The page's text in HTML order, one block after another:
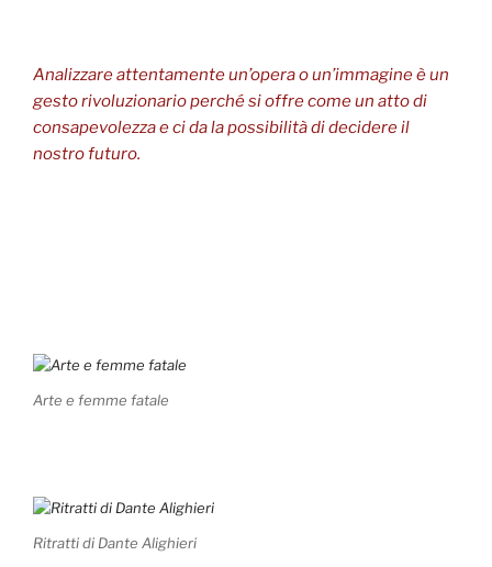
Analizzare attentamente un’opera o un’immagine è un
gesto rivoluzionario perché si offre come un atto di
consapevolezza e ci da la possibilità di decidere il
nostro futuro.
Arte e femme fatale
Ritratti di Dante Alighieri